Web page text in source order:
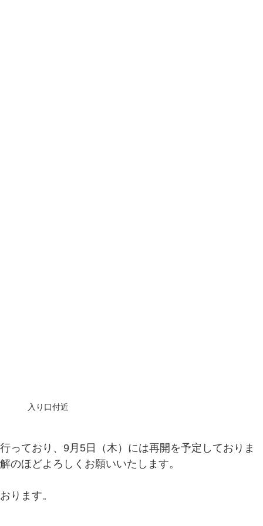
入り口付近
っており、9月5日（木）には再開を予定しておりま
のほどよろしくお願いいたします。
ります。